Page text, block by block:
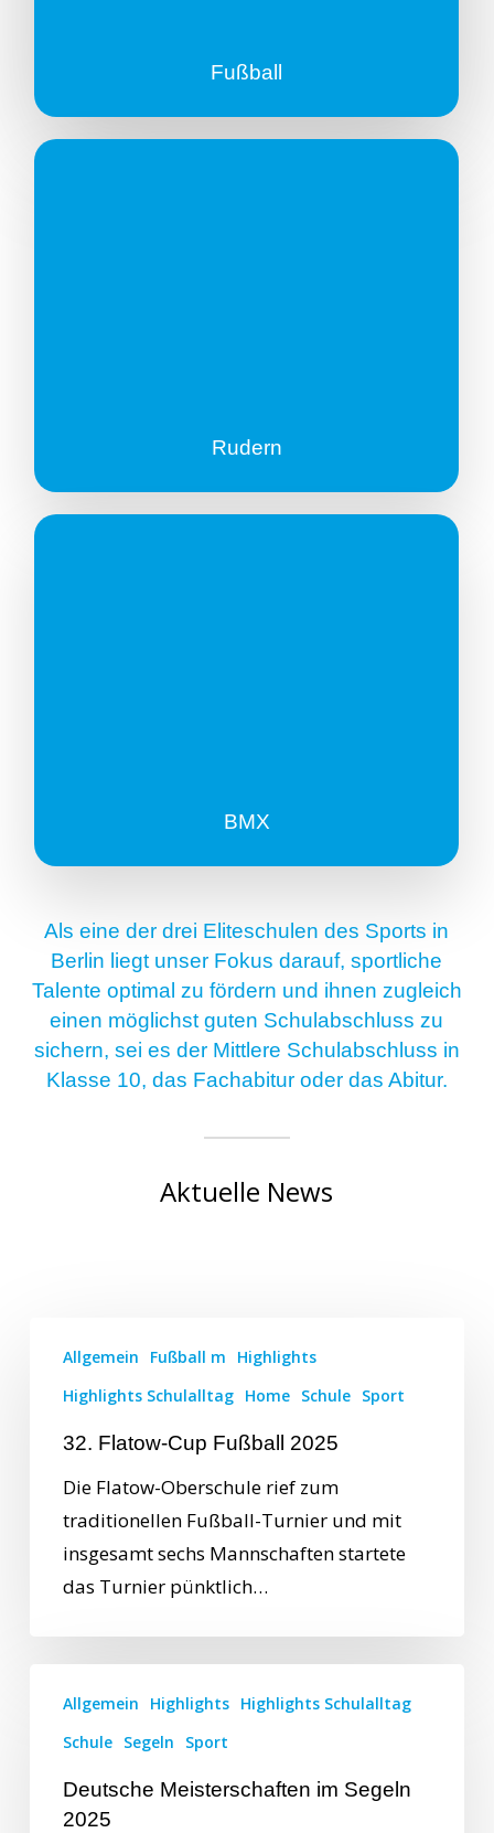
Fußball
Rudern
BMX
Als eine der drei Eliteschulen des Sports in
Berlin liegt unser Fokus darauf, sportliche
Talente optimal zu fördern und ihnen zugleich
einen möglichst guten Schulabschluss zu
sichern, sei es der Mittlere Schulabschluss in
Klasse 10, das Fachabitur oder das Abitur.
Aktuelle News
Allgemein Fußball m
Highlights
Highlights Schulalltag Home Schule Sport
32. Flatow-Cup Fußball 2025
Die Flatow-Oberschule rief zum
traditionellen Fußball-Turnier und mit
insgesamt sechs Mannschaften startete
das Turnier pünktlich…
Allgemein Highlights Highlights Schulalltag
Schule Segeln Sport
Deutsche Meisterschaften im Segeln
2025